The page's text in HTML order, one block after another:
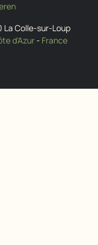
La Colle-sur-Loup
d'Azur- France